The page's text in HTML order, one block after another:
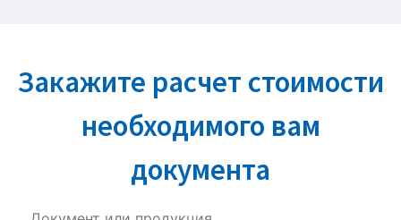
Закажите расчет стоимости
необходимого вам
документа